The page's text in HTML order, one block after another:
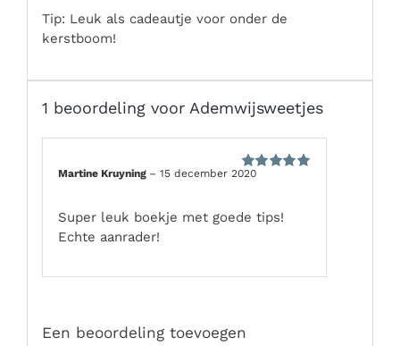
Tip: Leuk als cadeautje voor onder de
kerstboom!
1 beoordeling voor Ademwijsweetjes
Gewaardeerd
Martine Kruyning – 15 december 2020
Super leuk boekje met goede tips!
Echte aanrader!
Een beoordeling toevoegen